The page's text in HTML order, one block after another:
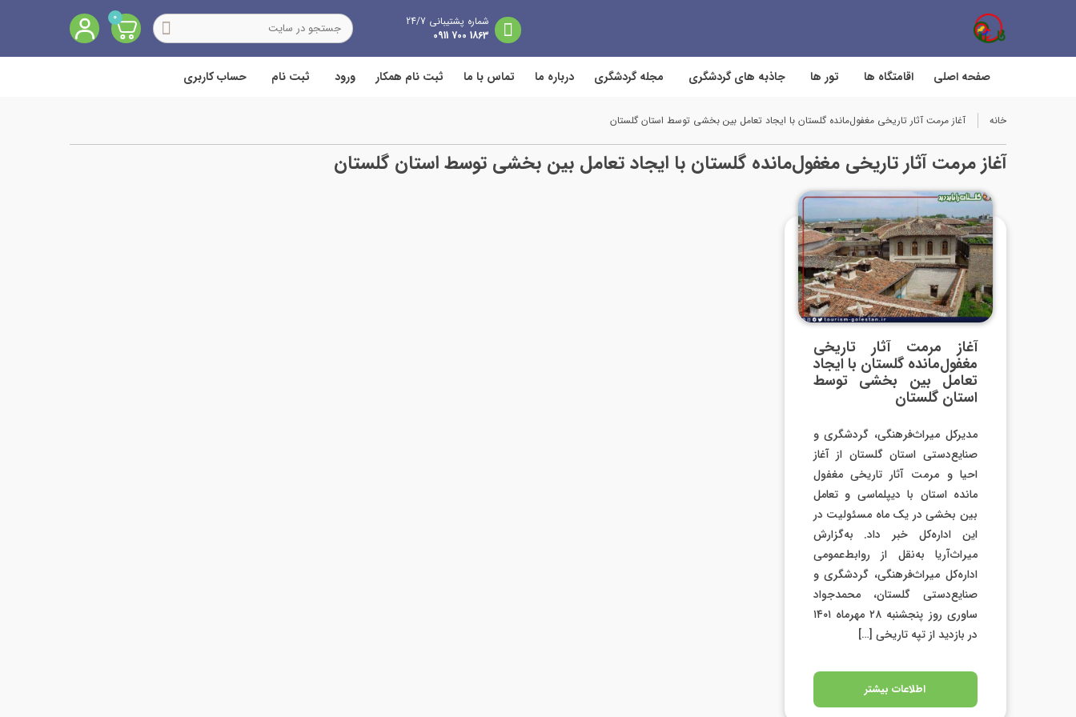
شماره پشتیبانی 24/7
1863 700 0911
0
صفحه اصلی اقامتگاه ها تور ها جاذبه های گردشگری مجله گردشگری درباره ما تماس با ما ثبت نام همکار ورود ثبت نام حساب کاربری
خانه آغاز مرمت آثار تاریخی مغفول‌مانده گلستان با ایجاد تعامل بین بخشی توسط استان گلستان
آغاز مرمت آثار تاریخی مغفول‌مانده گلستان با ایجاد تعامل بین بخشی توسط استان گلستان
آغاز مرمت آثار تاریخی
مغفول‌مانده گلستان با ایجاد
تعامل بین بخشی توسط
استان گلستان
مدیرکل میراث‌فرهنگی، گردشگری و
صنایع‌دستی استان گلستان از آغاز
احیا و مرمت آثار تاریخی مغفول
مانده استان با دیپلماسی و تعامل
بین بخشی در یک ماه مسئولیت در
این اداره‌کل خبر داد. به‌گزارش
میراث‌آریا به‌نقل از روابط‌عمومی
اداره‌کل میراث‌فرهنگی، گردشگری و
صنایع‌دستی گلستان، محمدجواد
ساوری روز پنجشنبه ۲۸ مهرماه ۱۴۰۱
در بازدید از تپه تاریخی […]
اطلاعات بیشتر